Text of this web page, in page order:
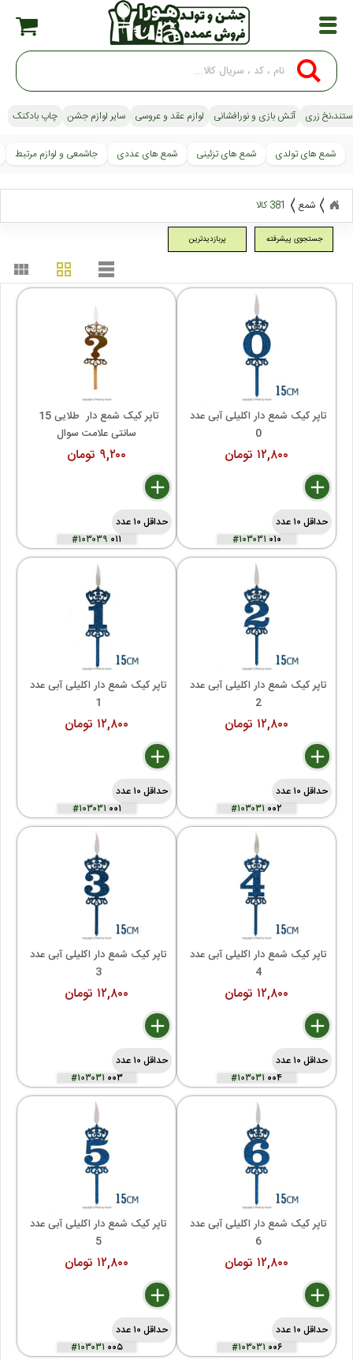
زری آتش بازی و نورافشانی لوازم عقد و عروسی سایر لوازم جشن چاپ بادکنک
شمع های تولدی شمع های تزئینی شمع های عددی جاشمعی و لوازم مرتبط
شمع 381 کالا
جستجوی پیشرفته پربازدیدترین
view_module grid_view table_rows
سانتی علامت سوال
۹,۲۰۰ تومان
delete
remove
add
حداقل ۱۰ عدد
#۱۰۳۰۳۹ ۰۱۱
0
۱۲,۸۰۰ تومان
delete
remove
add
حداقل ۱۰ عدد
#۱۰۳۰۳۱ ۰۱۰
1
۱۲,۸۰۰ تومان
delete
remove
add
حداقل ۱۰ عدد
#۱۰۳۰۳۱ ۰۰۱
2
۱۲,۸۰۰ تومان
delete
remove
add
حداقل ۱۰ عدد
#۱۰۳۰۳۱ ۰۰۲
3
۱۲,۸۰۰ تومان
delete
remove
add
حداقل ۱۰ عدد
#۱۰۳۰۳۱ ۰۰۳
4
۱۲,۸۰۰ تومان
delete
remove
add
حداقل ۱۰ عدد
#۱۰۳۰۳۱ ۰۰۴
5
۱۲,۸۰۰ تومان
delete
remove
add
حداقل ۱۰ عدد
#۱۰۳۰۳۱ ۰۰۵
6
۱۲,۸۰۰ تومان
delete
remove
add
حداقل ۱۰ عدد
#۱۰۳۰۳۱ ۰۰۶